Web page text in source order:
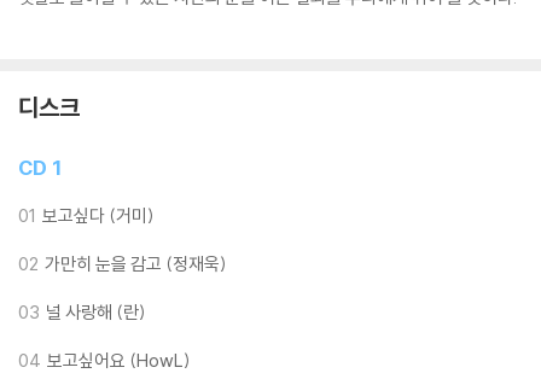
디스크
CD 1
01 보고싶다 (거미)
02 가만히 눈을 감고 (정재욱)
03 널 사랑해 (란)
04 보고싶어요 (HowL)